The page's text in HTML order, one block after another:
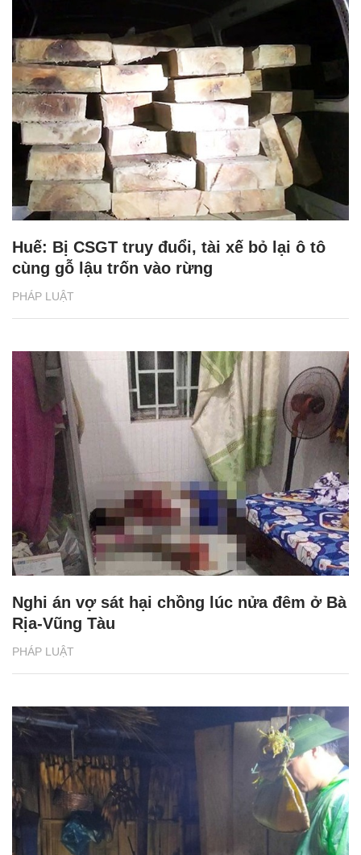
PHÁP LUẬT
Huế: Bị CSGT truy đuổi, tài xế bỏ lại ô tô
cùng gỗ lậu trốn vào rừng
PHÁP LUẬT
Nghi án vợ sát hại chồng lúc nửa đêm ở Bà
Rịa-Vũng Tàu